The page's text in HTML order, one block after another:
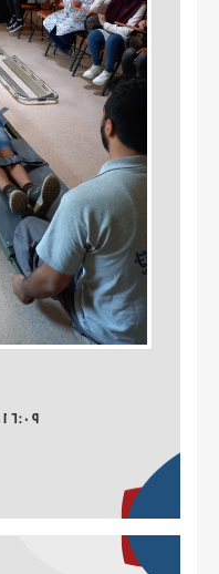
16:09 / 2022-06-24 / 2140 قراءة